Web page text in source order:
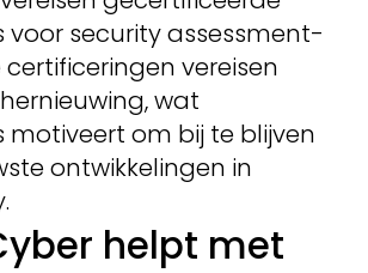
voor security assessment-
certificeringen vereisen
wat
motiveert om bij te blijven
ontwikkelingen in
helpt met